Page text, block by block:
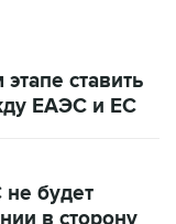
ставить
ЕАЭС и ЕС
будет